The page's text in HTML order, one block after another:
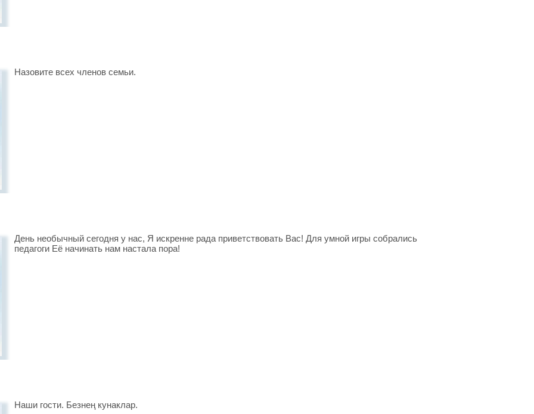
Назовите всех членов семьи.
День необычный сегодня у нас, Я искренне рада приветствовать Вас! Для умной игры собрались
педагоги Её начинать нам настала пора!
Наши гости. Безнең кунаклар.